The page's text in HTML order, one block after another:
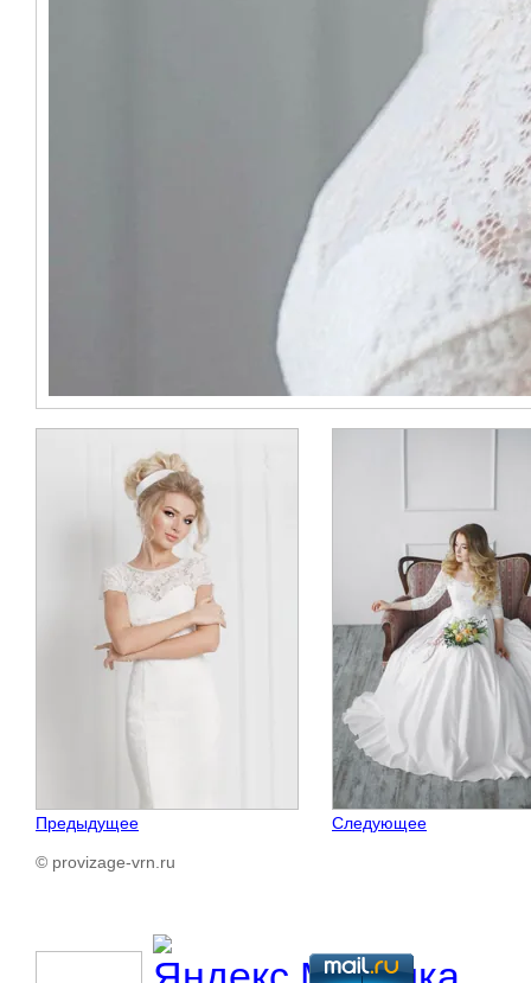
Предыдущее Следующее
© provizage-vrn.ru